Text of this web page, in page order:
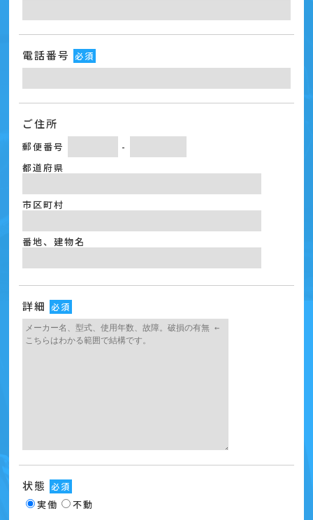
電話番号 必須
ご住所
郵便番号
-
都道府県
市区町村
番地、建物名
詳細 必須
状態 必須
実働 不動